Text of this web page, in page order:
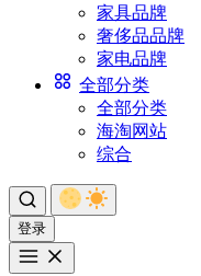
家具品牌
奢侈品品牌
家电品牌
全部分类
全部分类
海淘网站
综合
登录